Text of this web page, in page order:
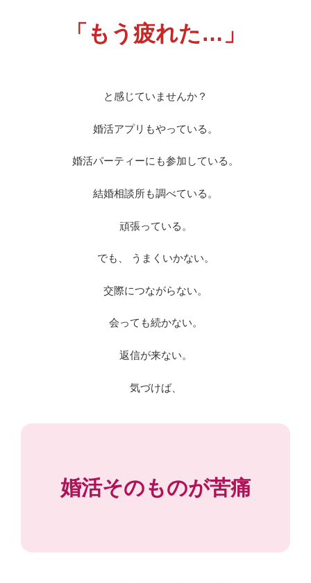
「もう疲れた…」
と感じていませんか？
婚活アプリもやっている。
婚活パーティーにも参加している。
結婚相談所も調べている。
頑張っている。
でも、 うまくいかない。
交際につながらない。
会っても続かない。
返信が来ない。
気づけば、
婚活そのものが苦痛